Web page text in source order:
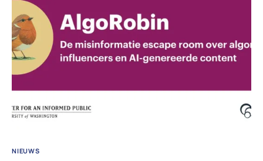
NIEUWS